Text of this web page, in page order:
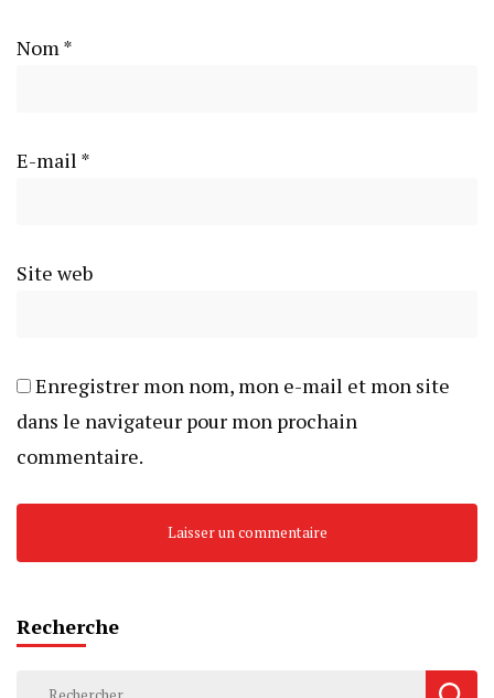
Nom *
E-mail *
Site web
Enregistrer mon nom, mon e-mail et mon site
dans le navigateur pour mon prochain
commentaire.
Recherche
Rechercher :